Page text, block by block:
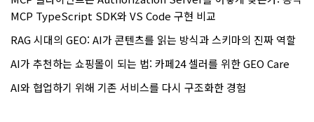
MCP TypeScript SDK와 VS Code 구현 비교
RAG 시대의 GEO: AI가 콘텐츠를 읽는 방식과 스키마의 진짜 역할
AI가 추천하는 쇼핑몰이 되는 법: 카페24 셀러를 위한 GEO Care
AI와 협업하기 위해 기존 서비스를 다시 구조화한 경험